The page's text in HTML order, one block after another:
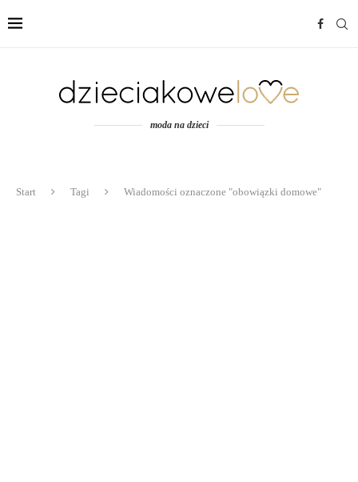
moda na dzieci
Start Tagi Wiadomości oznaczone "obowiązki domowe"